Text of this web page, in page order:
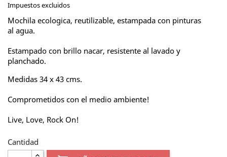
Impuestos excluidos
Mochila ecologica, reutilizable, estampada con pinturas
al agua.
Estampado con brillo nacar, resistente al lavado y
planchado.
Medidas 34 x 43 cms.
Comprometidos con el medio ambiente!
Live, Love, Rock On!
Cantidad